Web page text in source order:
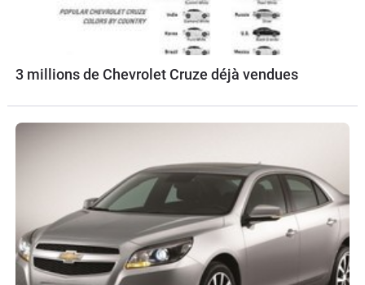
3 millions de Chevrolet Cruze déjà vendues